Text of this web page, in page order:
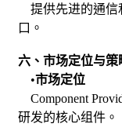
提供先进的通信
口。
六、市场定位与策
•市场定位
Component
研发的核心组件。